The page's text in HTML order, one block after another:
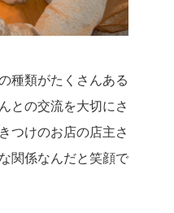
種類がたくさんある
との交流を大切にさ
つけのお店の店主さ
関係なんだと笑顔で